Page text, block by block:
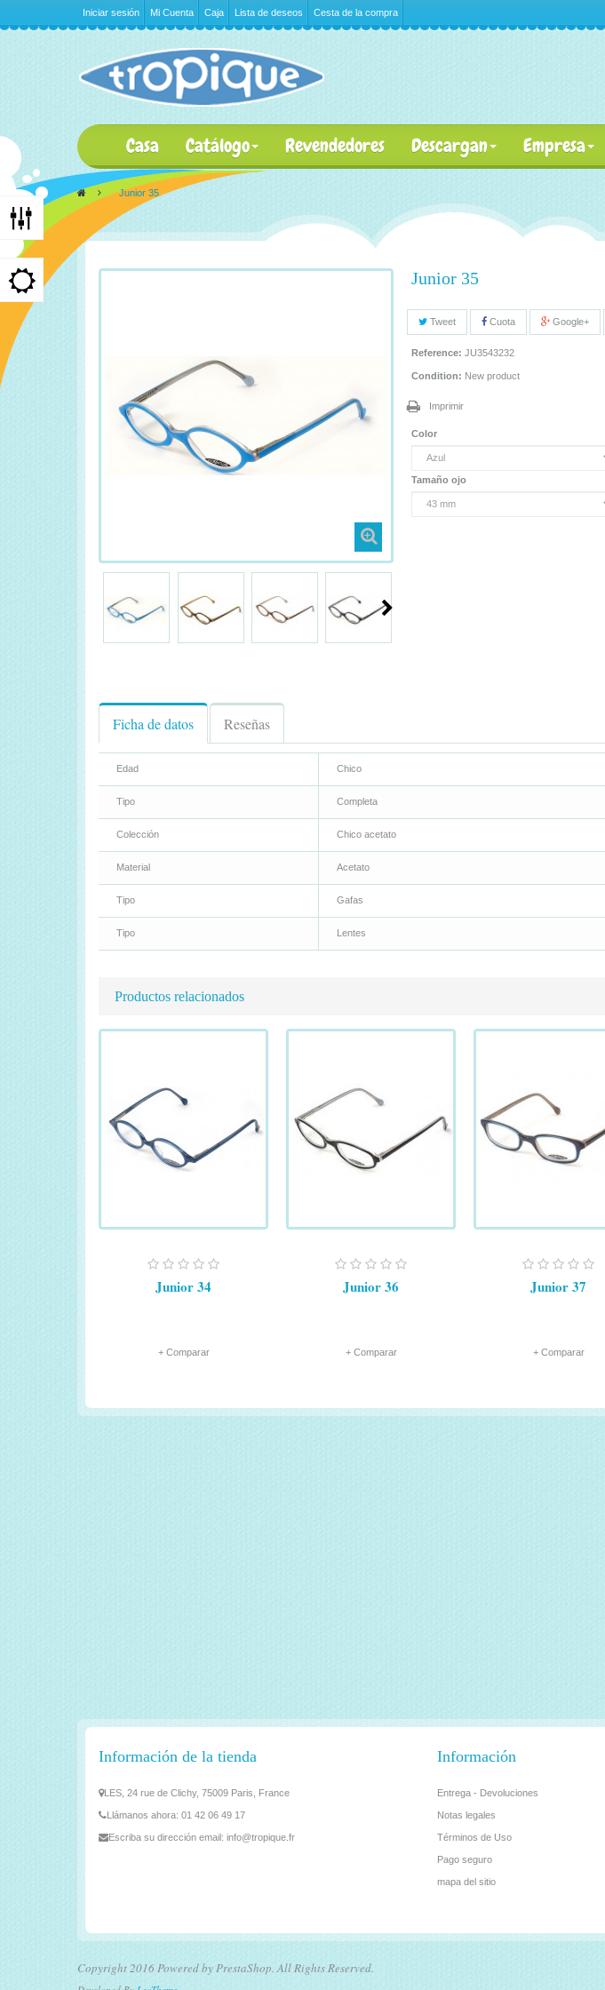
Iniciar sesión Mi Cuenta Caja Lista de deseos Cesta de la compra
Casa Catálogo Revendedores Descargan Empresa
> Junior 35
Junior 35
Tweet Cuota Google+
Reference: JU3543232
Condition: New product
Imprimir
Color
Tamaño ojo
Ficha de datos Reseñas
Edad Chico
Tipo Completa
Colección Chico acetato
Material Acetato
Tipo Gafas
Tipo Lentes
Productos relacionados
Junior 34
+ Comparar
Junior 36
+ Comparar
Junior 37
+ Comparar
Información de la tienda
LES, 24 rue de Clichy, 75009 Paris, France
Llámanos ahora: 01 42 06 49 17
Escriba su dirección email: info@tropique.fr
Información
Entrega - Devoluciones
Notas legales
Términos de Uso
Pago seguro
mapa del sitio
Copyright 2016 Powered by PrestaShop. All Rights Reserved.